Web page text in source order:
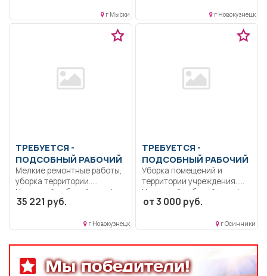
г Мыски г Новокузнецк
ТРЕБУЕТСЯ -
ПОДСОБНЫЙ РАБОЧИЙ
Мелкие ремонтные работы,
уборка территории..
Неполный рабочий день/
неполная рабочая...
35 221 руб.
г Новокузнецк
ТРЕБУЕТСЯ -
ПОДСОБНЫЙ РАБОЧИЙ
Уборка помещений и
территории учреждения..
Неполный рабочий день/
неполная рабочая...
от 3 000 руб.
г Осинники
Мы победители!